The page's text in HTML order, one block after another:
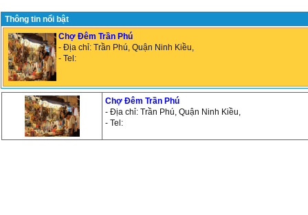
Thông tin nổi bật
Chợ Đêm Trần Phú
- Địa chỉ: Trần Phú, Quận Ninh Kiều,
- Tel:
Chợ Đêm Trần Phú
- Địa chỉ: Trần Phú, Quận Ninh Kiều,
- Tel: